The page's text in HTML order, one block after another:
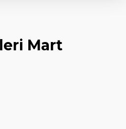
Mart